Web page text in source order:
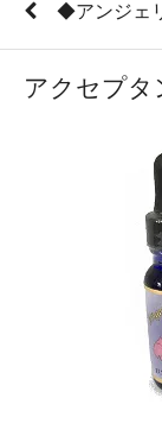
◆アンジェ
アクセプタ